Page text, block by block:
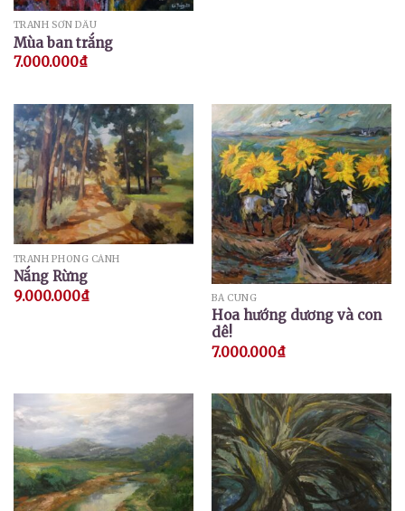
TRANH SƠN DẦU
Mùa ban trắng
7.000.000₫
TRANH PHONG CẢNH
Nắng Rừng
9.000.000₫ BÁ CUNG
Hoa hướng dương và con
dê!
7.000.000₫